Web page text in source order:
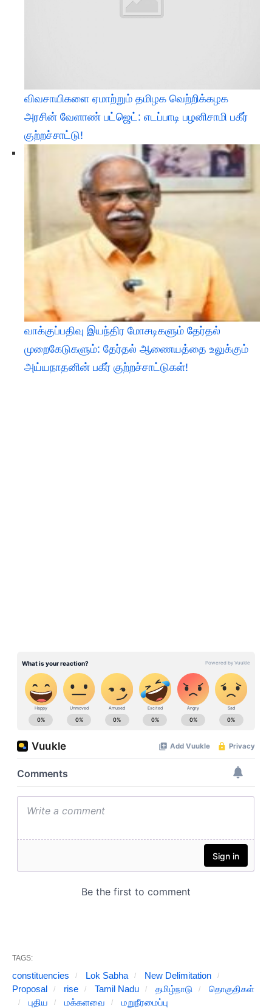
விவசாயிகளை ஏமாற்றும் தமிழக வெற்றிக்கழக
அரசின் வேளாண் பட்ஜெட்: எடப்பாடி பழனிசாமி பகீர்
குற்றச்சாட்டு!
வாக்குப்பதிவு இயந்திர மோசடிகளும் தேர்தல்
முறைகேடுகளும்: தேர்தல் ஆணையத்தை உலுக்கும்
அய்யநாதனின் பகீர் குற்றச்சாட்டுகள்!
TAGS:
constituencies Lok Sabha
New Delimitation
Proposal
rise Tamil Nadu தமிழ்நாடு
தொகுதிகள்
புதிய
மக்களவை மறுநீரமைப்பு